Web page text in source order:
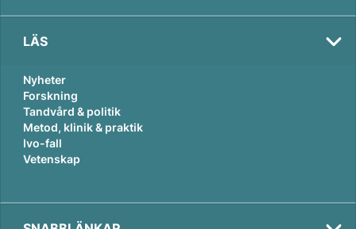
LÄS
Nyheter
Forskning
Tandvård & politik
Metod, klinik & praktik
Ivo-fall
Vetenskap